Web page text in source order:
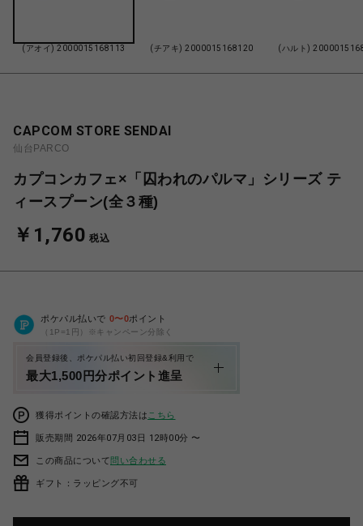
(アオイ) 2000015168113 (チアキ) 2000015168120 (ハルト)
CAPCOM STORE SENDAI
仙台PARCO
カプコンカフェ×「囚われのパルマ」シリーズ テ
ィースプーン(全３種)
￥1,760 税込
ポケパル払いで 0〜0ポイント
（1P=1円）※キャンペーン分除く
会員登録後、ポケパル払い初回登録&利用で
最大1,500円分ポイント進呈
獲得ポイントの確認方法は こちら
販売期間 2026年07月03日 12時00分 〜
この商品について問い合わせる
ギフト：ラッピング不可